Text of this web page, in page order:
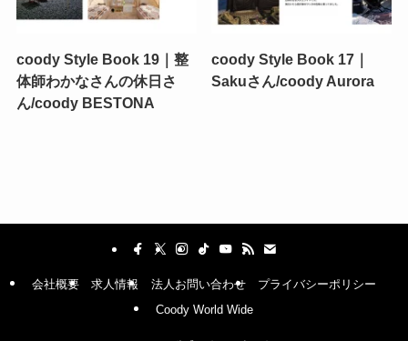
coody Style Book 19｜整
体師わかなさんの休日さ
ん/coody BESTONA
coody Style Book 17｜
Sakuさん/coody Aurora
会社概要 求人情報 法人お問い合わせ
プライバシーポリシー
Coody World Wide